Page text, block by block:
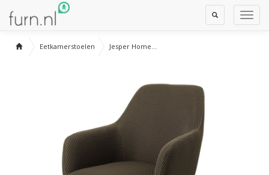
Toggle
Search
Eetkamerstoelen Jesper Home...